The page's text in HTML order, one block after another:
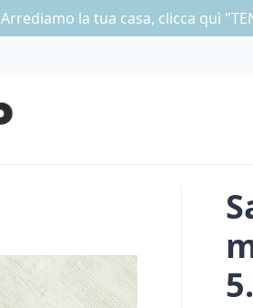
Arrediamo la tua casa, clicca quì